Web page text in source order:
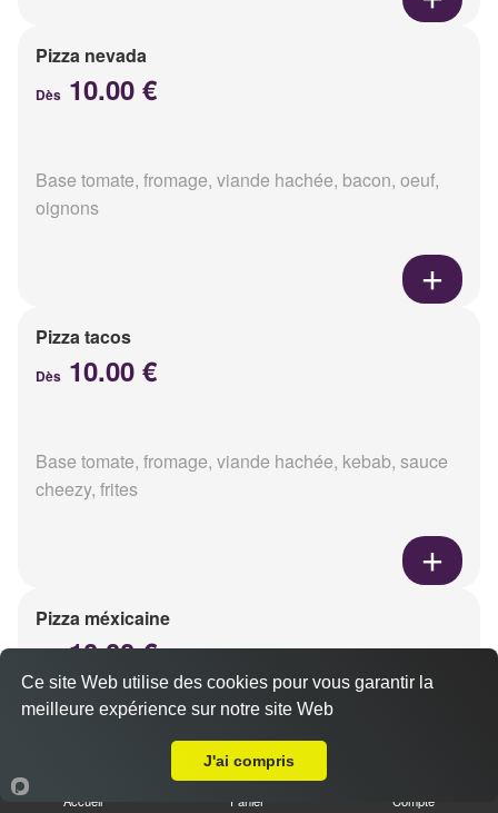
Pizza nevada
Dès 10.00 €
Base tomate, fromage, viande hachée, bacon, oeuf,
oignons
Pizza tacos
Dès 10.00 €
Base tomate, fromage, viande hachée, kebab, sauce
cheezy, frites
Pizza méxicaine
10.00 €
Base sauce barbecue, fromage, viande hachée,
Accueil Panier Compte
Ce site Web utilise des cookies pour vous garantir la
meilleure expérience sur notre site Web
J'ai compris